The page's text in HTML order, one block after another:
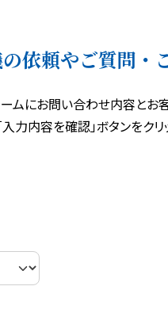
依頼やご質問・
ムにお問い合わせ内容とお
入力内容を確認」ボタンをクリ